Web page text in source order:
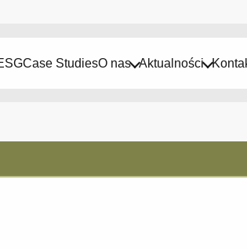
Case StudiesO nas Aktualności